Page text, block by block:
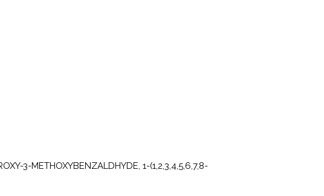
3-METHOXYBENZALDHYDE, 1-(1,2,3,4,5,6,7,8-